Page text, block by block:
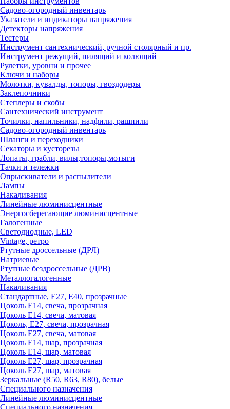
Садово-огородный инвентарь
Указатели и индикаторы напряжения
Детекторы напряжения
Тестеры
Инструмент сантехнический, ручной столярный и пр.
Инструмент режущий, пилящий и колющий
Рулетки, уровни и прочее
Ключи и наборы
Молотки, кувалды, топоры, гвоздодеры
Заклепочники
Степлеры и скобы
Сантехнический инструмент
Точилки, напильники, надфили, рашпили
Садово-огородный инвентарь
Шланги и переходники
Секаторы и кусторезы
Лопаты, грабли, вилы,топоры,мотыги
Тачки и тележки
Опрыскиватели и распылители
Лампы
Накаливания
Линейные люминисцентные
Энергосберегающие люминисцентные
Галогенные
Светодиодные, LED
Vintage, ретро
Ртутные дроссельные (ДРЛ)
Натриевые
Ртутные бездроссельные (ДРВ)
Металлогалогенные
Накаливания
Стандартные, Е27, Е40, прозрачные
Цоколь Е14, свеча, прозрачная
Цоколь Е14, свеча, матовая
Цоколь, Е27, свеча, прозрачная
Цоколь Е27, свеча, матовая
Цоколь Е14, шар, прозрачная
Цоколь Е14, шар, матовая
Цоколь Е27, шар, прозрачная
Цоколь Е27, шар, матовая
Зеркальные (R50, R63, R80), белые
Специального назначения
Линейные люминисцентные
Специального назначения